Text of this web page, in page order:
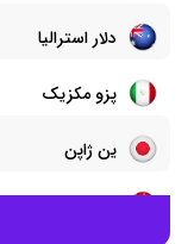
دلار استرالیا
پزو مکزیک
ین ژاپن